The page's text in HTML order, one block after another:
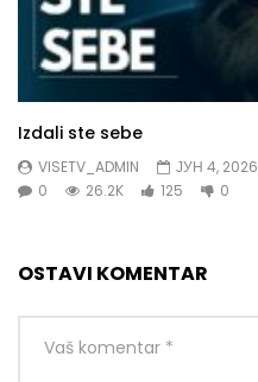
Izdali ste sebe
VISETV_ADMIN
ЈУН 4, 2026
0
26.2K 125 0
OSTAVI KOMENTAR